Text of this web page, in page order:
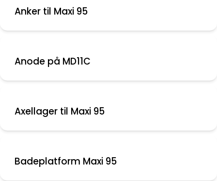
Anker til Maxi 95
Anode på MD11C
Axellager til Maxi 95
Badeplatform Maxi 95